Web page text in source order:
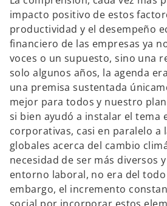
impacto positivo de estos
productividad y el desempeño
financiero de las empresas ya
voces o un supuesto, sino una
solo algunos años, la agenda
una premisa sustentada
mejor para todos y nuestro
si bien ayudó a instalar el tema
corporativas, casi en paralelo a
globales acerca del cambio
necesidad de ser más diversos
entorno laboral, no era del
embargo, el incremento